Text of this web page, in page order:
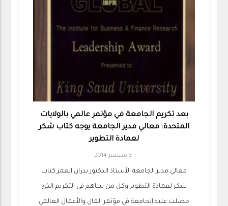
بعد تكريم الجامعة في مؤتمر عالمي بالولايات
المتحدة: معالي مدير الجامعة يوجه كتاب شكر
لعمادة التطوير
3 سبتمبر 2014
معالي مدير الجامعة الأستاذ الدكتور بدران العمر كتاب
شكر لعمادة التطوير وكل من ساهم في التكريم الذي
حصلت عليه الجامعة في مؤتمر المال والأعمال العالمي